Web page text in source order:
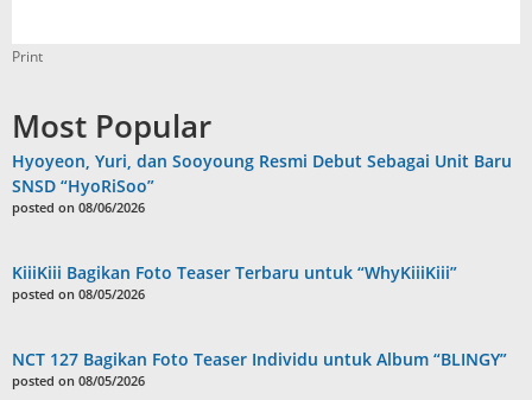
Print
Most Popular
Hyoyeon, Yuri, dan Sooyoung Resmi Debut Sebagai Unit Baru
SNSD “HyoRiSoo”
posted on 08/06/2026
KiiiKiii Bagikan Foto Teaser Terbaru untuk “WhyKiiiKiii”
posted on 08/05/2026
NCT 127 Bagikan Foto Teaser Individu untuk Album “BLINGY”
posted on 08/05/2026